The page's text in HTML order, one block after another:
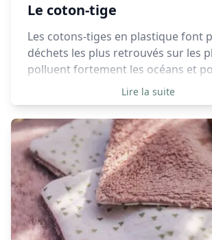
Le coton-tige
Les cotons-tiges en plastique font
déchets les plus retrouvés sur les
polluent fortement les océans et
atteinte aux espèces marines,
depuis le 1er janvier 2020 les
plastique sont interdits à la vente.
généralement remplacés par des
en bambou.
Lire la suite